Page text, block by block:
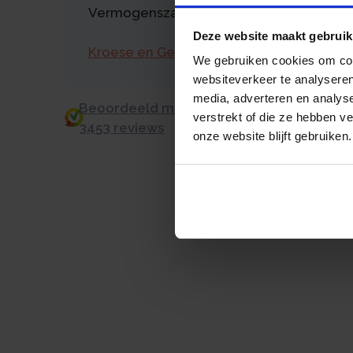
Deze website maakt
We gebruiken cookies om
websiteverkeer te
media, adverteren en
verstrekt of die ze hebben
onze website blijft gebruiken.
Vermogenszaken goed regelen?
Kroese en Geraerts
Beoordeeld met een 9.0 uit 10 op basis
3453 reviews